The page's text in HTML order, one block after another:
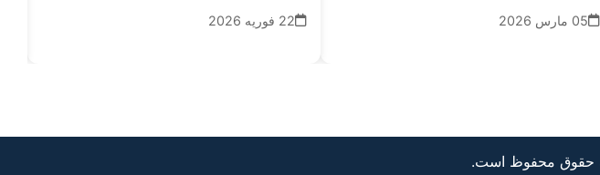
05 مارس 2026 22 فوریه 2026